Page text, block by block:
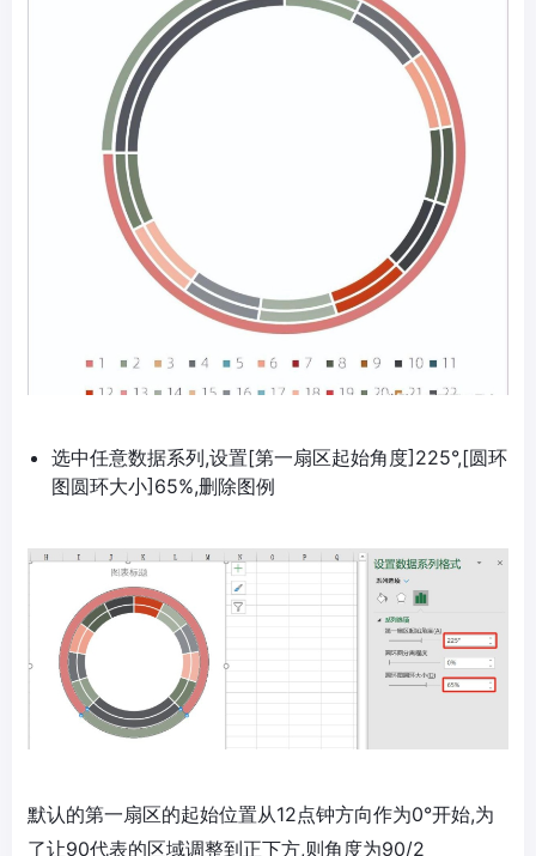
选中任意数据系列,设置[第一扇区起始角度]225°,[圆环
图圆环大小]65%,删除图例
默认的第一扇区的起始位置从12点钟方向作为0°开始,为
了让90代表的区域调整到正下方,则角度为90/2